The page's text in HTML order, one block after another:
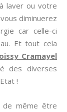
laver ou votre
diminuerez
car celle-ci
Et tout cela
Cramayel
des diverses
!
de même être